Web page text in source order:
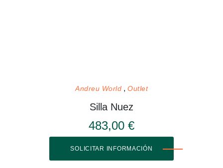
Andreu World Outlet
Silla Nuez
483,00 €
SOLICITAR INFORMACIÓN